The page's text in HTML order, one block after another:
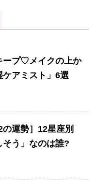
ープ♡メイクの上か
ケアミスト」6選
の運勢］12星座別
そう」なのは誰?